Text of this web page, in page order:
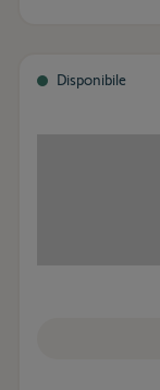
Disponibile